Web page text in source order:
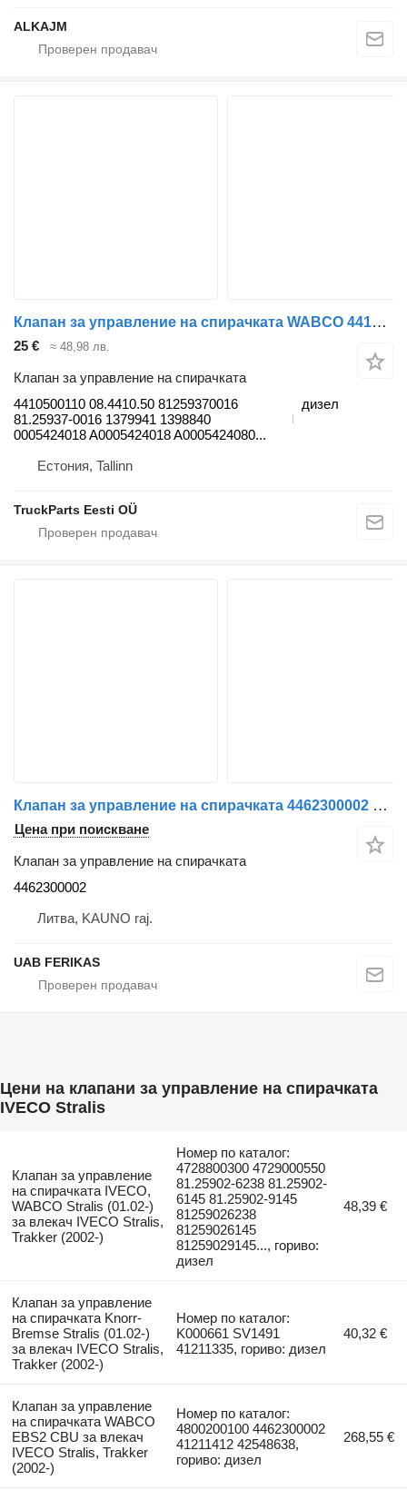
ALKAJM
Клапан за управление на спирачката WABCO 4410500110 за влекач IVECO Stralis, Trakker (2002-)
25 € ≈ 48,98 лв.
Клапан за управление на спирачката
4410500110 08.4410.50 81259370016
81.25937-0016 1379941 1398840
0005424018 A0005424018 A0005424080...
дизел
Естония, Tallinn
TruckParts Eesti OÜ
Клапан за управление на спирачката 4462300002 за влекач IVECO Stralis
Цена при поискване
Клапан за управление на спирачката
4462300002
Литва, KAUNO raj.
UAB FERIKAS
Цени на клапани за управление на спирачката
IVECO Stralis
Клапан за управление
на спирачката IVECO,
WABCO Stralis (01.02-)
за влекач IVECO Stralis,
Trakker (2002-)
Номер по каталог:
4728800300 4729000550
81.25902-6238 81.25902-
6145 81.25902-9145
81259026238
81259026145
81259029145..., гориво:
дизел
48,39 €
Клапан за управление
на спирачката Knorr-
Bremse Stralis (01.02-)
за влекач IVECO Stralis,
Trakker (2002-)
Номер по каталог:
K000661 SV1491
41211335, гориво: дизел
40,32 €
Клапан за управление
на спирачката WABCO
EBS2 CBU за влекач
IVECO Stralis, Trakker
(2002-)
Номер по каталог:
4800200100 4462300002
41211412 42548638,
гориво: дизел
268,55 €